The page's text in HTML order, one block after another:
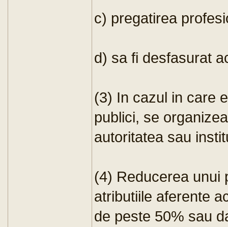
c) pregatirea
d) sa fi desfasurat
(3) In cazul in care
publici, se
autoritatea sau
(4) Reducerea unui
atributiile aferente
de peste 50% sau